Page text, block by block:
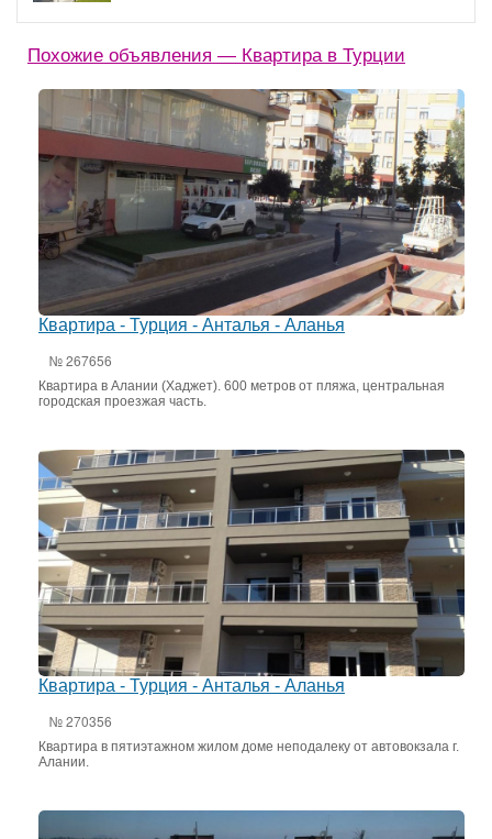
Похожие объявления — Квартира в Турции
Квартира - Турция - Анталья - Аланья
№ 267656
Квартира в Алании (Хаджет). 600 метров от пляжа, центральная
городская проезжая часть.
Квартира - Турция - Анталья - Аланья
№ 270356
Квартира в пятиэтажном жилом доме неподалеку от автовокзала г.
Алании.